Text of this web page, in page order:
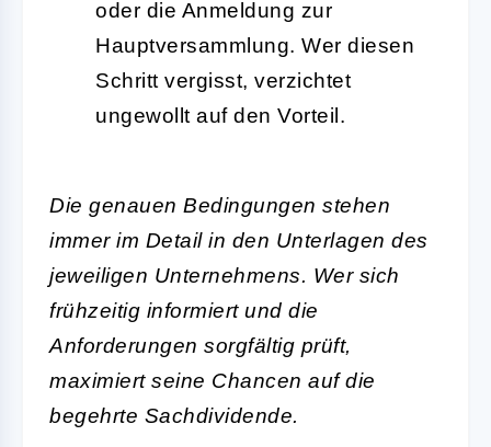
oder die Anmeldung zur
Hauptversammlung. Wer diesen
Schritt vergisst, verzichtet
ungewollt auf den Vorteil.
Die genauen Bedingungen stehen
immer im Detail in den Unterlagen des
jeweiligen Unternehmens. Wer sich
frühzeitig informiert und die
Anforderungen sorgfältig prüft,
maximiert seine Chancen auf die
begehrte Sachdividende.